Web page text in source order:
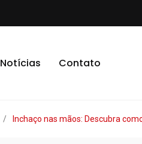
Notícias Contato
/ Inchaço nas mãos: Descubra